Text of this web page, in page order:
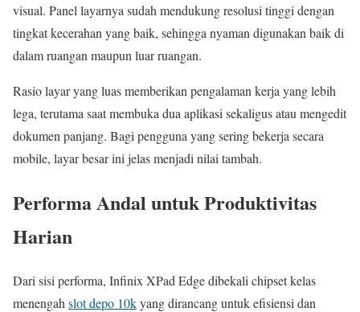
visual. Panel layarnya sudah mendukung resolusi tinggi dengan
tingkat kecerahan yang baik, sehingga nyaman digunakan baik di
dalam ruangan maupun luar ruangan.
Rasio layar yang luas memberikan pengalaman kerja yang lebih
lega, terutama saat membuka dua aplikasi sekaligus atau mengedit
dokumen panjang. Bagi pengguna yang sering bekerja secara
mobile, layar besar ini jelas menjadi nilai tambah.
Performa Andal untuk Produktivitas
Harian
Dari sisi performa, Infinix XPad Edge dibekali chipset kelas
menengah slot depo 10kyang dirancang untuk efisiensi dan